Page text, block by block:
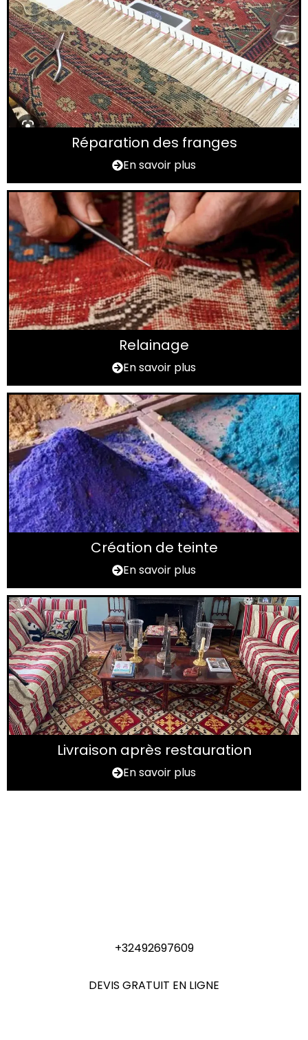
Réparation des franges
En savoir plus
Relainage
En savoir plus
Création de teinte
En savoir plus
Livraison après restauration
En savoir plus
+32492697609
DEVIS GRATUIT EN LIGNE